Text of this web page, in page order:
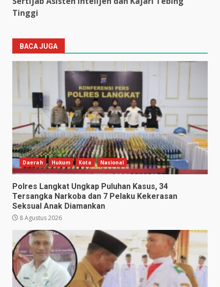
Tinggi
BACA JUGA
Daerah Hukum Kota Nasional
Polres Langkat Ungkap Puluhan Kasus, 34
Tersangka Narkoba dan 7 Pelaku Kekerasan
Seksual Anak Diamankan
8 Agustus 2026